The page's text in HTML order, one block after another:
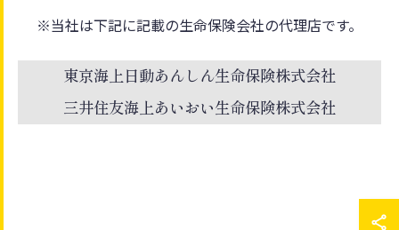
※当社は下記に記載の生命保険会社の代理店です。
東京海上日動あんしん生命保険株式会社
三井住友海上あいおい生命保険株式会社